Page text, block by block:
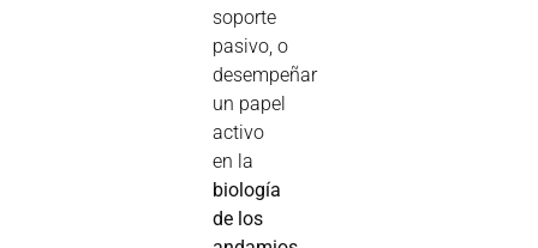
soporte
pasivo, o
desempeñar
un papel
activo
en la
biología
de los